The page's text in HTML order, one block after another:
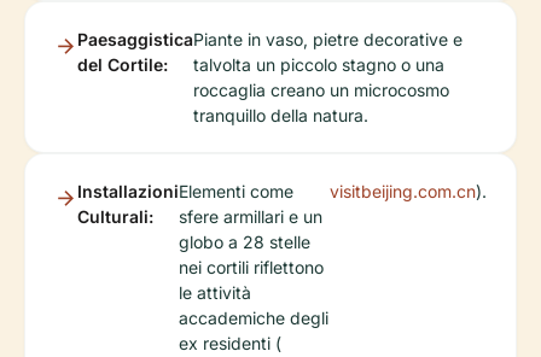
Paesaggistica
del Cortile:
Piante in vaso, pietre decorative e
talvolta un piccolo stagno o una
roccaglia creano un microcosmo
tranquillo della natura.
Installazioni
Culturali:
Elementi come
sfere armillari e un
globo a 28 stelle
nei cortili riflettono
le attività
accademiche degli
ex residenti (
visitbeijing.com.cn).